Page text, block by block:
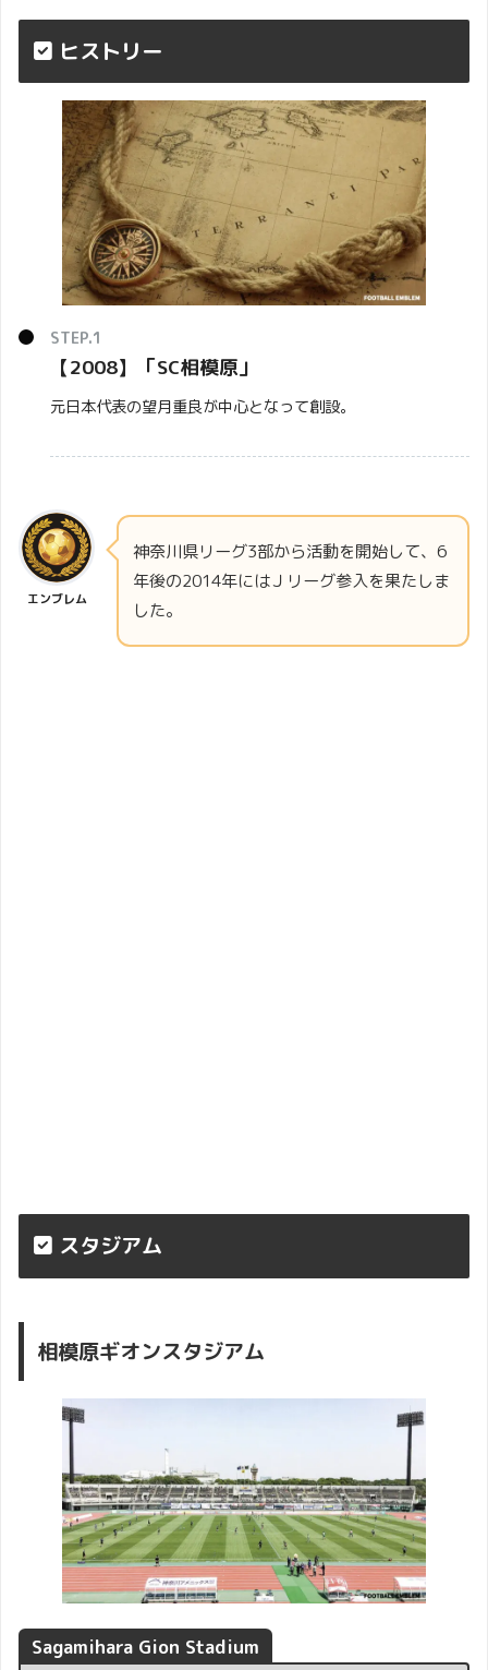
ヒストリー
【2008】「SC相模原」
元日本代表の望月重良が中心となって創設。
エンブレム
神奈川県リーグ3部から活動を開始して、6
年後の2014年にはＪリーグ参入を果たしま
した。
スタジアム
相模原ギオンスタジアム
Sagamihara Gion Stadium